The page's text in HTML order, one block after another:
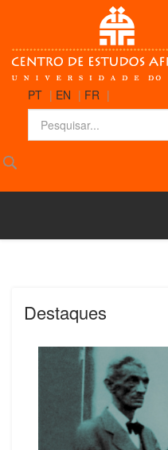
PT | EN | FR |
Destaques